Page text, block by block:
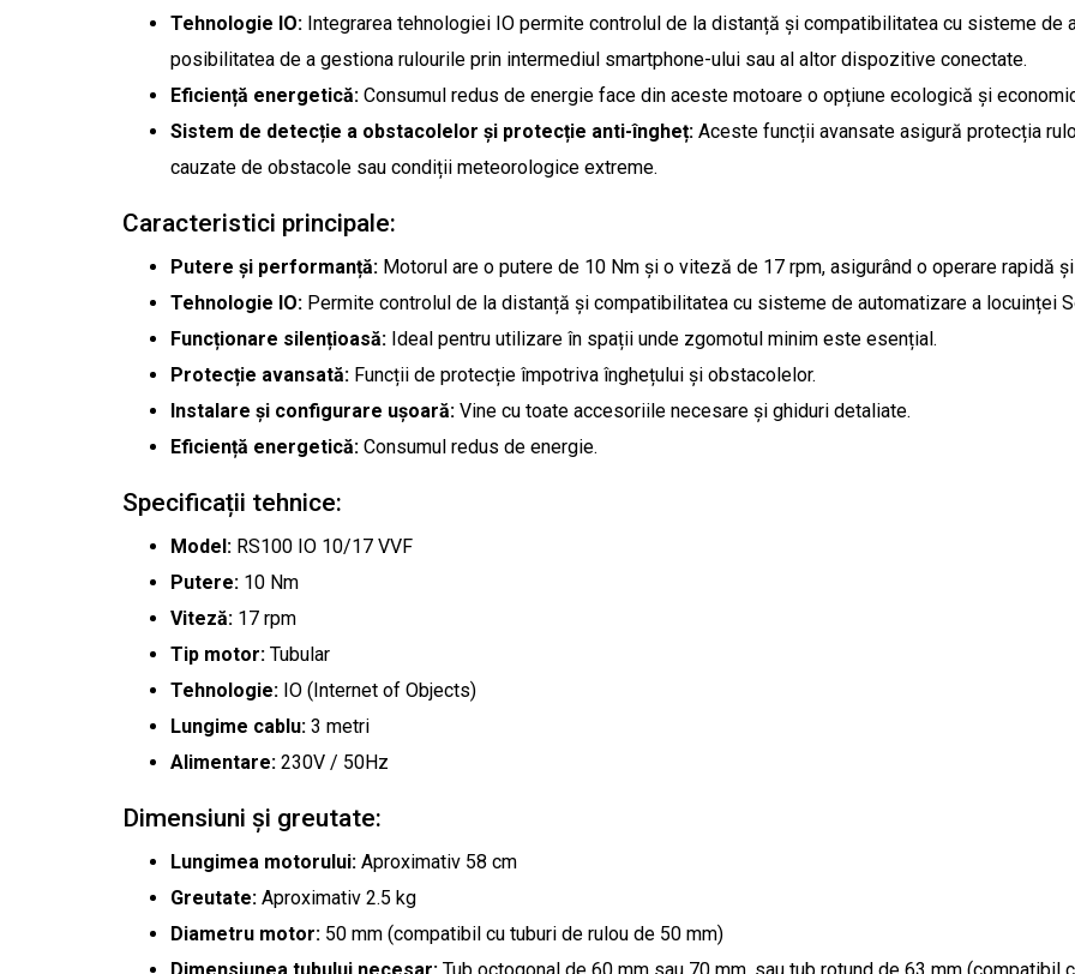
Tehnologie IO: Integrarea tehnologiei IO permite controlul de la distanță și compatibilitatea cu sisteme de
posibilitatea de a gestiona rulourile prin intermediul smartphone-ului sau al altor dispozitive conectate.
Eficiență energetică: Consumul redus de energie face din aceste motoare o opțiune ecologică și
Sistem de detecție a obstacolelor și protecție anti-îngheț: Aceste funcții avansate asigură protecția
cauzate de obstacole sau condiții meteorologice extreme.
Caracteristici principale:
Putere și performanță: Motorul are o putere de 10 Nm și o viteză de 17 rpm, asigurând o operare rapidă
Tehnologie IO: Permite controlul de la distanță și compatibilitatea cu sisteme de automatizare a locuinței
Funcționare silențioasă: Ideal pentru utilizare în spații unde zgomotul minim este esențial.
Protecție avansată: Funcții de protecție împotriva înghețului și obstacolelor.
Instalare și configurare ușoară: Vine cu toate accesoriile necesare și ghiduri detaliate.
Eficiență energetică: Consumul redus de energie.
Specificații tehnice:
Model: RS100 IO 10/17 VVF
Putere: 10 Nm
Viteză: 17 rpm
Tip motor: Tubular
Tehnologie: IO (Internet of Objects)
Lungime cablu: 3 metri
Alimentare: 230V / 50Hz
Dimensiuni și greutate:
Lungimea motorului: Aproximativ 58 cm
Greutate: Aproximativ 2.5 kg
Diametru motor: 50 mm (compatibil cu tuburi de rulou de 50 mm)